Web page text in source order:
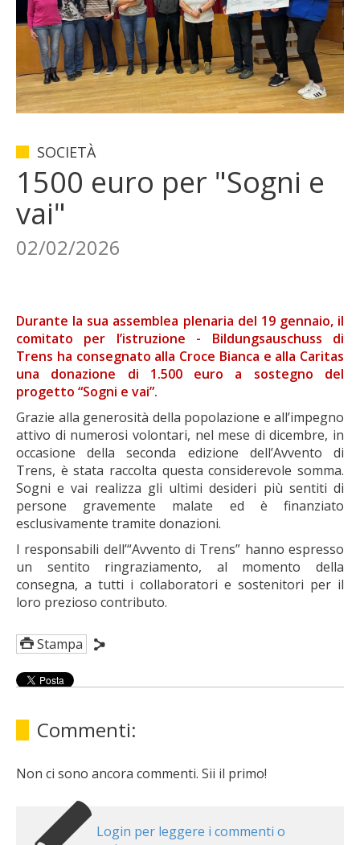
SOCIETÀ
1500 euro per "Sogni e
vai"
02/02/2026
Durante la sua assemblea plenaria del 19 gennaio, il
comitato per l’istruzione - Bildungsauschuss di
Trens ha consegnato alla Croce Bianca e alla Caritas
una donazione di 1.500 euro a sostegno del
progetto “Sogni e vai”.
Grazie alla generosità della popolazione e all’impegno
attivo di numerosi volontari, nel mese di dicembre, in
occasione della seconda edizione dell’Avvento di
Trens, è stata raccolta questa considerevole somma.
Sogni e vai realizza gli ultimi desideri più sentiti di
persone gravemente malate ed è finanziato
esclusivamente tramite donazioni.
I responsabili dell’“Avvento di Trens” hanno espresso
un sentito ringraziamento, al momento della
consegna, a tutti i collaboratori e sostenitori per il
loro prezioso contributo.
Stampa
Commenti:
Non ci sono ancora commenti. Sii il primo!
Login per leggere i commenti o